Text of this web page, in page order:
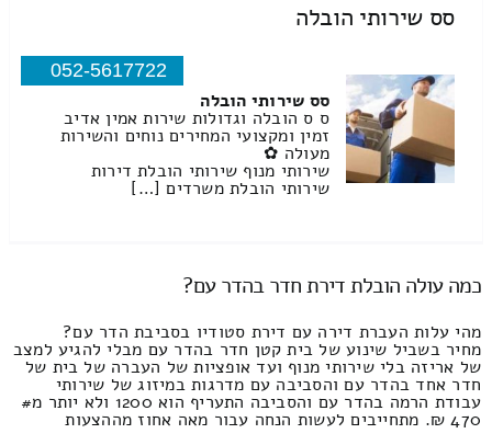
סס שירותי הובלה
052-5617722
סס שירותי הובלה
ס ס הובלה וגדולות שירות אמין אדיב
זמין ומקצועי המחירים נוחים והשירות
מעולה ✿
שירותי מנוף שירותי הובלת דירות
שירותי הובלת משרדים […]
כמה עולה הובלת דירת חדר בהדר עם?
מהי עלות העברת דירה עם דירת סטודיו בסביבת הדר עם?
מחיר בשביל שינוע של בית קטן חדר בהדר עם מבלי להגיע למצב
של אריזה בלי שירותי מנוף ועד אופציות של העברה של בית של
חדר אחד בהדר עם והסביבה עם מדרגות במיזוג של שירותי
עבודת הרמה בהדר עם והסביבה התעריף הוא 1200 ולא יותר מ#
470 ₪. מתחייבים לעשות הנחה עבור מאה אחוז מההצעות